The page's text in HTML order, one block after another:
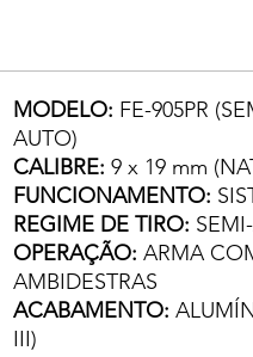
MODELO: FE-905PR
AUTO)
CALIBRE: 9 x 19 mm
FUNCIONAMENTO:
REGIME DE TIRO:
OPERAÇÃO: ARMA
AMBIDESTRAS
ACABAMENTO:
III)